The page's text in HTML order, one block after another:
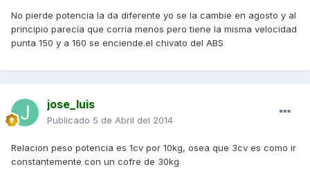
No pierde potencia la da diferente yo se la cambie en agosto y al
principio parecía que corría menos pero tiene la misma velocidad
punta 150 y a 160 se enciende.el chivato del ABS
jose_luis
Publicado 5 de Abril del 2014
Relacion peso potencia es 1cv por 10kg, osea que 3cv es como ir
constantemente con un cofre de 30kg